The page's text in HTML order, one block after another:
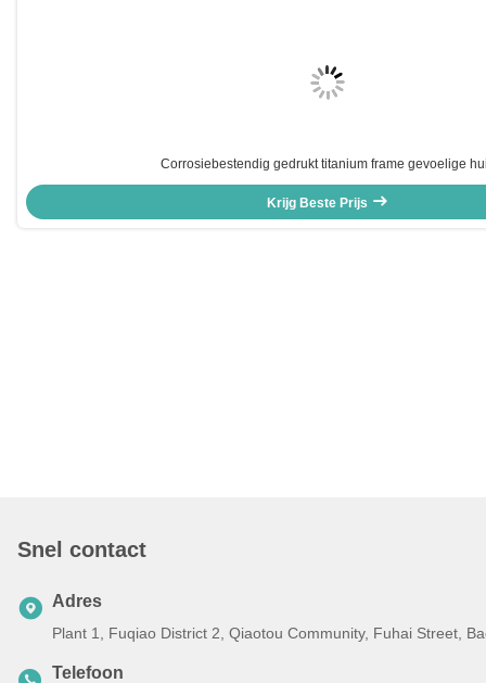
Corrosiebestendig gedrukt titanium frame gevoelige
Krijg Beste Prijs
Snel contact
Adres
Plant 1, Fuqiao District 2, Qiaotou Community, Fuhai Street,
Telefoon